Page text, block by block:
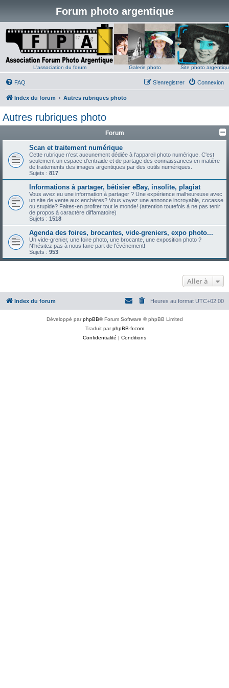
Forum photo argentique
L'association du forum Galerie photo Site photo
FAQ Connexion
S’enregistrer
Index du forum Autres rubriques photo
Autres rubriques photo
Forum
Scan et traitement numérique
Cette rubrique n'est aucunement dédiée à l'appareil photo numérique. C'est
seulement un espace d'entraide et de partage des connaissances en matière
de traitements des images argentiques par des outils numériques.
Sujets : 817
Informations à partager, bétisier eBay, insolite, plagiat
Vous avez eu une information à partager ? Une expérience malheureuse avec
un site de vente aux enchères? Vous voyez une annonce incroyable, cocasse
ou stupide? Faites-en profiter tout le monde! (attention toutefois à ne pas tenir
de propos à caractère diffamatoire)
Sujets : 1518
Agenda des foires, brocantes, vide-greniers, expo photo...
Un vide-grenier, une foire photo, une brocante, une exposition photo ?
N'hésitez pas à nous faire part de l'événement!
Sujets : 953
Aller à
Index du forum Heures au format UTC+02:00
Développé parphpBB® Forum Software © phpBB Limited
Traduit parphpBB-fr.com
Confidentialité | Conditions